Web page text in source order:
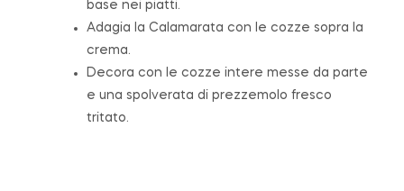
base nei piatti.
Adagia la Calamarata con le cozze sopra la
crema.
Decora con le cozze intere messe da parte
e una spolverata di prezzemolo fresco
tritato.